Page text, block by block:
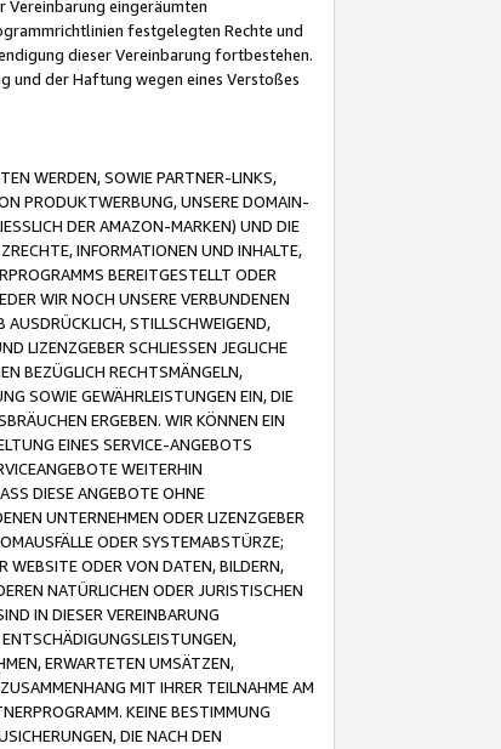
Vereinbarung eingeräumten
festgelegten Rechte und
dieser Vereinbarung fortbestehen.
und der Haftung wegen eines Verstoßes
WERDEN, SOWIE PARTNER-LINKS,
PRODUKTWERBUNG, UNSERE DOMAIN-
DER AMAZON-MARKEN) UND DIE
INFORMATIONEN UND INHALTE,
BEREITGESTELLT ODER
WIR NOCH UNSERE VERBUNDENEN
AUSDRÜCKLICH, STILLSCHWEIGEND,
LIZENZGEBER SCHLIESSEN JEGLICHE
BEZÜGLICH RECHTSMÄNGELN,
SOWIE GEWÄHRLEISTUNGEN EIN, DIE
ERGEBEN. WIR KÖNNEN EIN
EINES SERVICE-ANGEBOTS
WEITERHIN
DIESE ANGEBOTE OHNE
UNTERNEHMEN ODER LIZENZGEBER
ODER SYSTEMABSTÜRZE;
WEBSITE ODER VON DATEN, BILDERN,
NATÜRLICHEN ODER JURISTISCHEN
IN DIESER VEREINBARUNG
ERWARTETEN UMSÄTZEN,
MIT IHRER TEILNAHME AM
KEINE BESTIMMUNG
DIE NACH DEN